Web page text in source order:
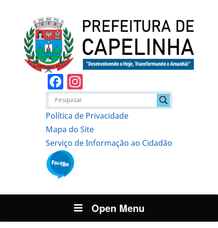
Facebook
Política de Privacidade
Mapa do Site
Serviço de Informação ao Cidadão
Open Menu